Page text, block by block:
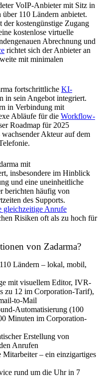
VoIP-Anbieter mit Sitz in
110 Ländern anbietet.
der kostengünstige Zugang
kostenlose virtuelle
Abrechnung und
richtet sich der Anbieter an
mit minimalen
fortschrittliche KI-
in sein Angebot integriert.
in Verbindung mit
Abläufe für die Workflow-
Roadmap für 2025
Akteur auf dem
mit
insbesondere im Hinblick
und eine uneinheitliche
berichten häufig von
des Supports.
gleichzeitige Anrufe
Risiken oft als zu hoch für
von Zadarma?
Ländern – lokal, mobil,
mit visuellem Editor, IVR-
zu 12 im Corporation-Tarif),
to-Mail
Automatisierung (100
Minuten im Corporation-
Erstellung von
Anrufen
– ein einzigartiges
rund um die Uhr in 7